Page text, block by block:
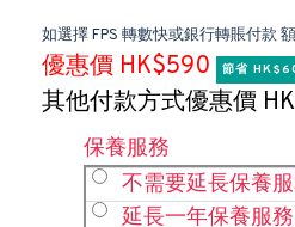
如選擇 FPS 轉數快或銀行轉賬付款
優惠價 HK$590 節省
其他付款方式優惠價
保養服務
不需要延長保養
延長一年保養服務